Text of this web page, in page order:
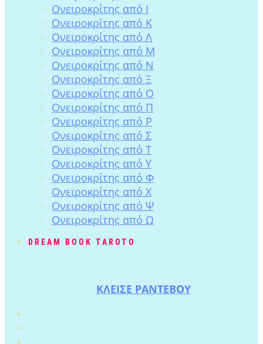
Ονειροκρίτης από Ι
Ονειροκρίτης από Κ
Ονειροκρίτης από Λ
Ονειροκρίτης από Μ
Ονειροκρίτης από Ν
Ονειροκρίτης από Ξ
Ονειροκρίτης από Ο
Ονειροκρίτης από Π
Ονειροκρίτης από Ρ
Ονειροκρίτης από Σ
Ονειροκρίτης από Τ
Ονειροκρίτης από Υ
Ονειροκρίτης από Φ
Ονειροκρίτης από Χ
Ονειροκρίτης από Ψ
Ονειροκρίτης από Ω
DREAM BOOK TAROTO
ΚΛΕΙΣΕ ΡΑΝΤΕΒΟΥ